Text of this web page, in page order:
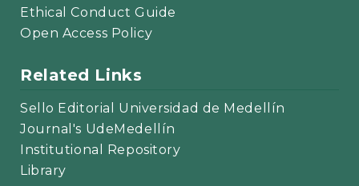
Ethical Conduct Guide
Open Access Policy
Related Links
Sello Editorial Universidad de Medellín
Journal's UdeMedellín
Institutional Repository
Library